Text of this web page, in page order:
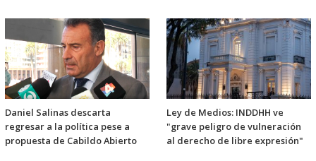
Daniel Salinas descarta
regresar a la política pese a
propuesta de Cabildo Abierto
Ley de Medios: INDDHH ve
"grave peligro de vulneración
al derecho de libre expresión"